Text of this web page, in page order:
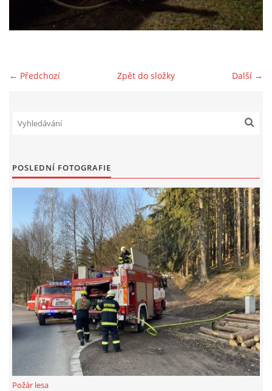
NAŠE VIDEA
← Předchozí Další →
Zpět do složky
POSLEDNÍ FOTOGRAFIE
Požár lesa